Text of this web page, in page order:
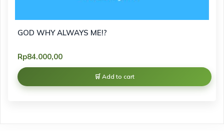
GOD WHY ALWAYS ME!?
Rp84.000,00
Add to cart